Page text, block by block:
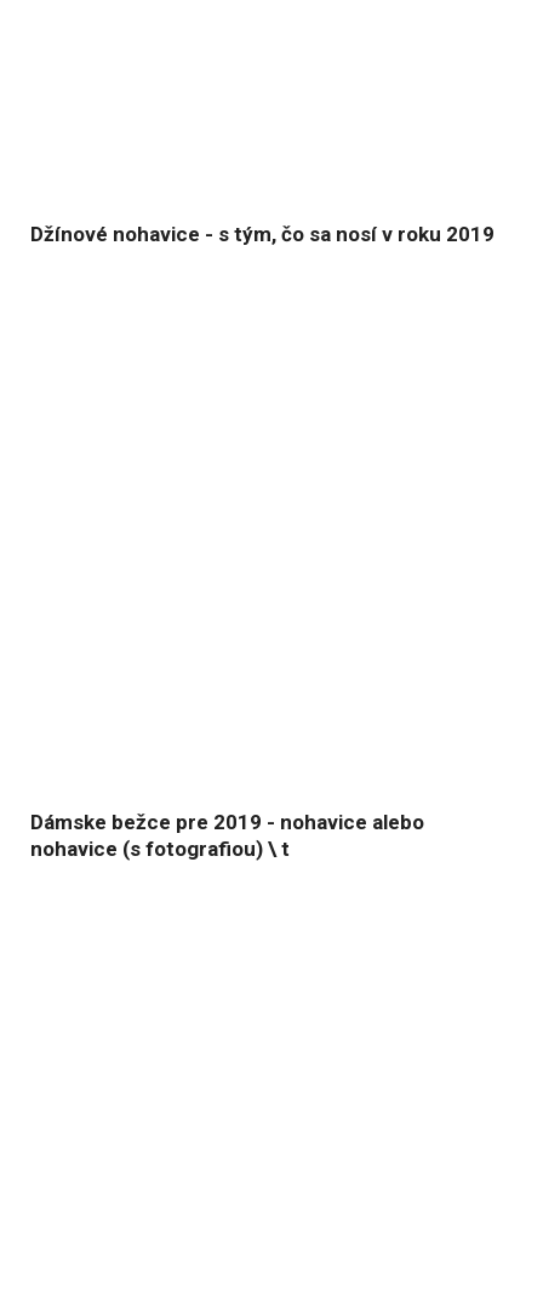
Džínové nohavice - s tým, čo sa nosí v roku 2019
Dámske bežce pre 2019 - nohavice alebo
nohavice (s fotografiou) \ t